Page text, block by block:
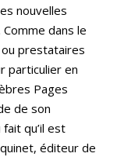
nouvelles
dans le
prestataires
particulier en
Pages
de son
qu’il est
éditeur de